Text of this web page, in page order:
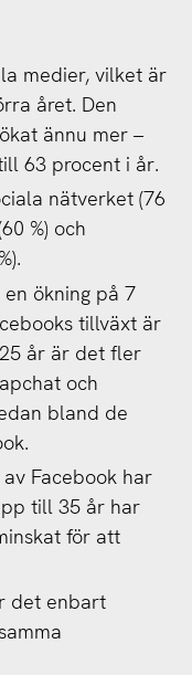
medier, vilket är
året. Den
ännu mer –
63 procent i år.
nätverket (76
%) och
ökning på 7
tillväxt är
år är det fler
och
bland de
Facebook har
till 35 år har
för att
det enbart